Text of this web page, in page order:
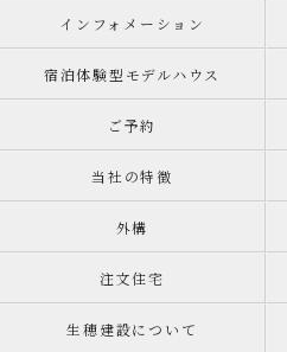
インフォメーション
宿泊体験型モデルハウス
ご予約
当社の特徴
外構
注文住宅
生穂建設について